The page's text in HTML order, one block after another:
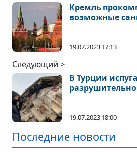
Кремль
возможные
19.07.2023 17:13
Следующий >
В Турции
19.07.2023 18:00
Последние новости